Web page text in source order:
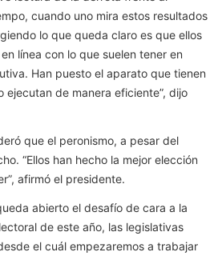
cuando uno mira estos resultados
lo que queda claro es que ellos
línea con lo que suelen tener en
Han puesto el aparato que tienen
ejecutan de manera eficiente”, dijo
que el peronismo, a pesar del
“Ellos han hecho la mejor elección
afirmó el presidente.
abierto el desafío de cara a la
de este año, las legislativas
el cuál empezaremos a trabajar